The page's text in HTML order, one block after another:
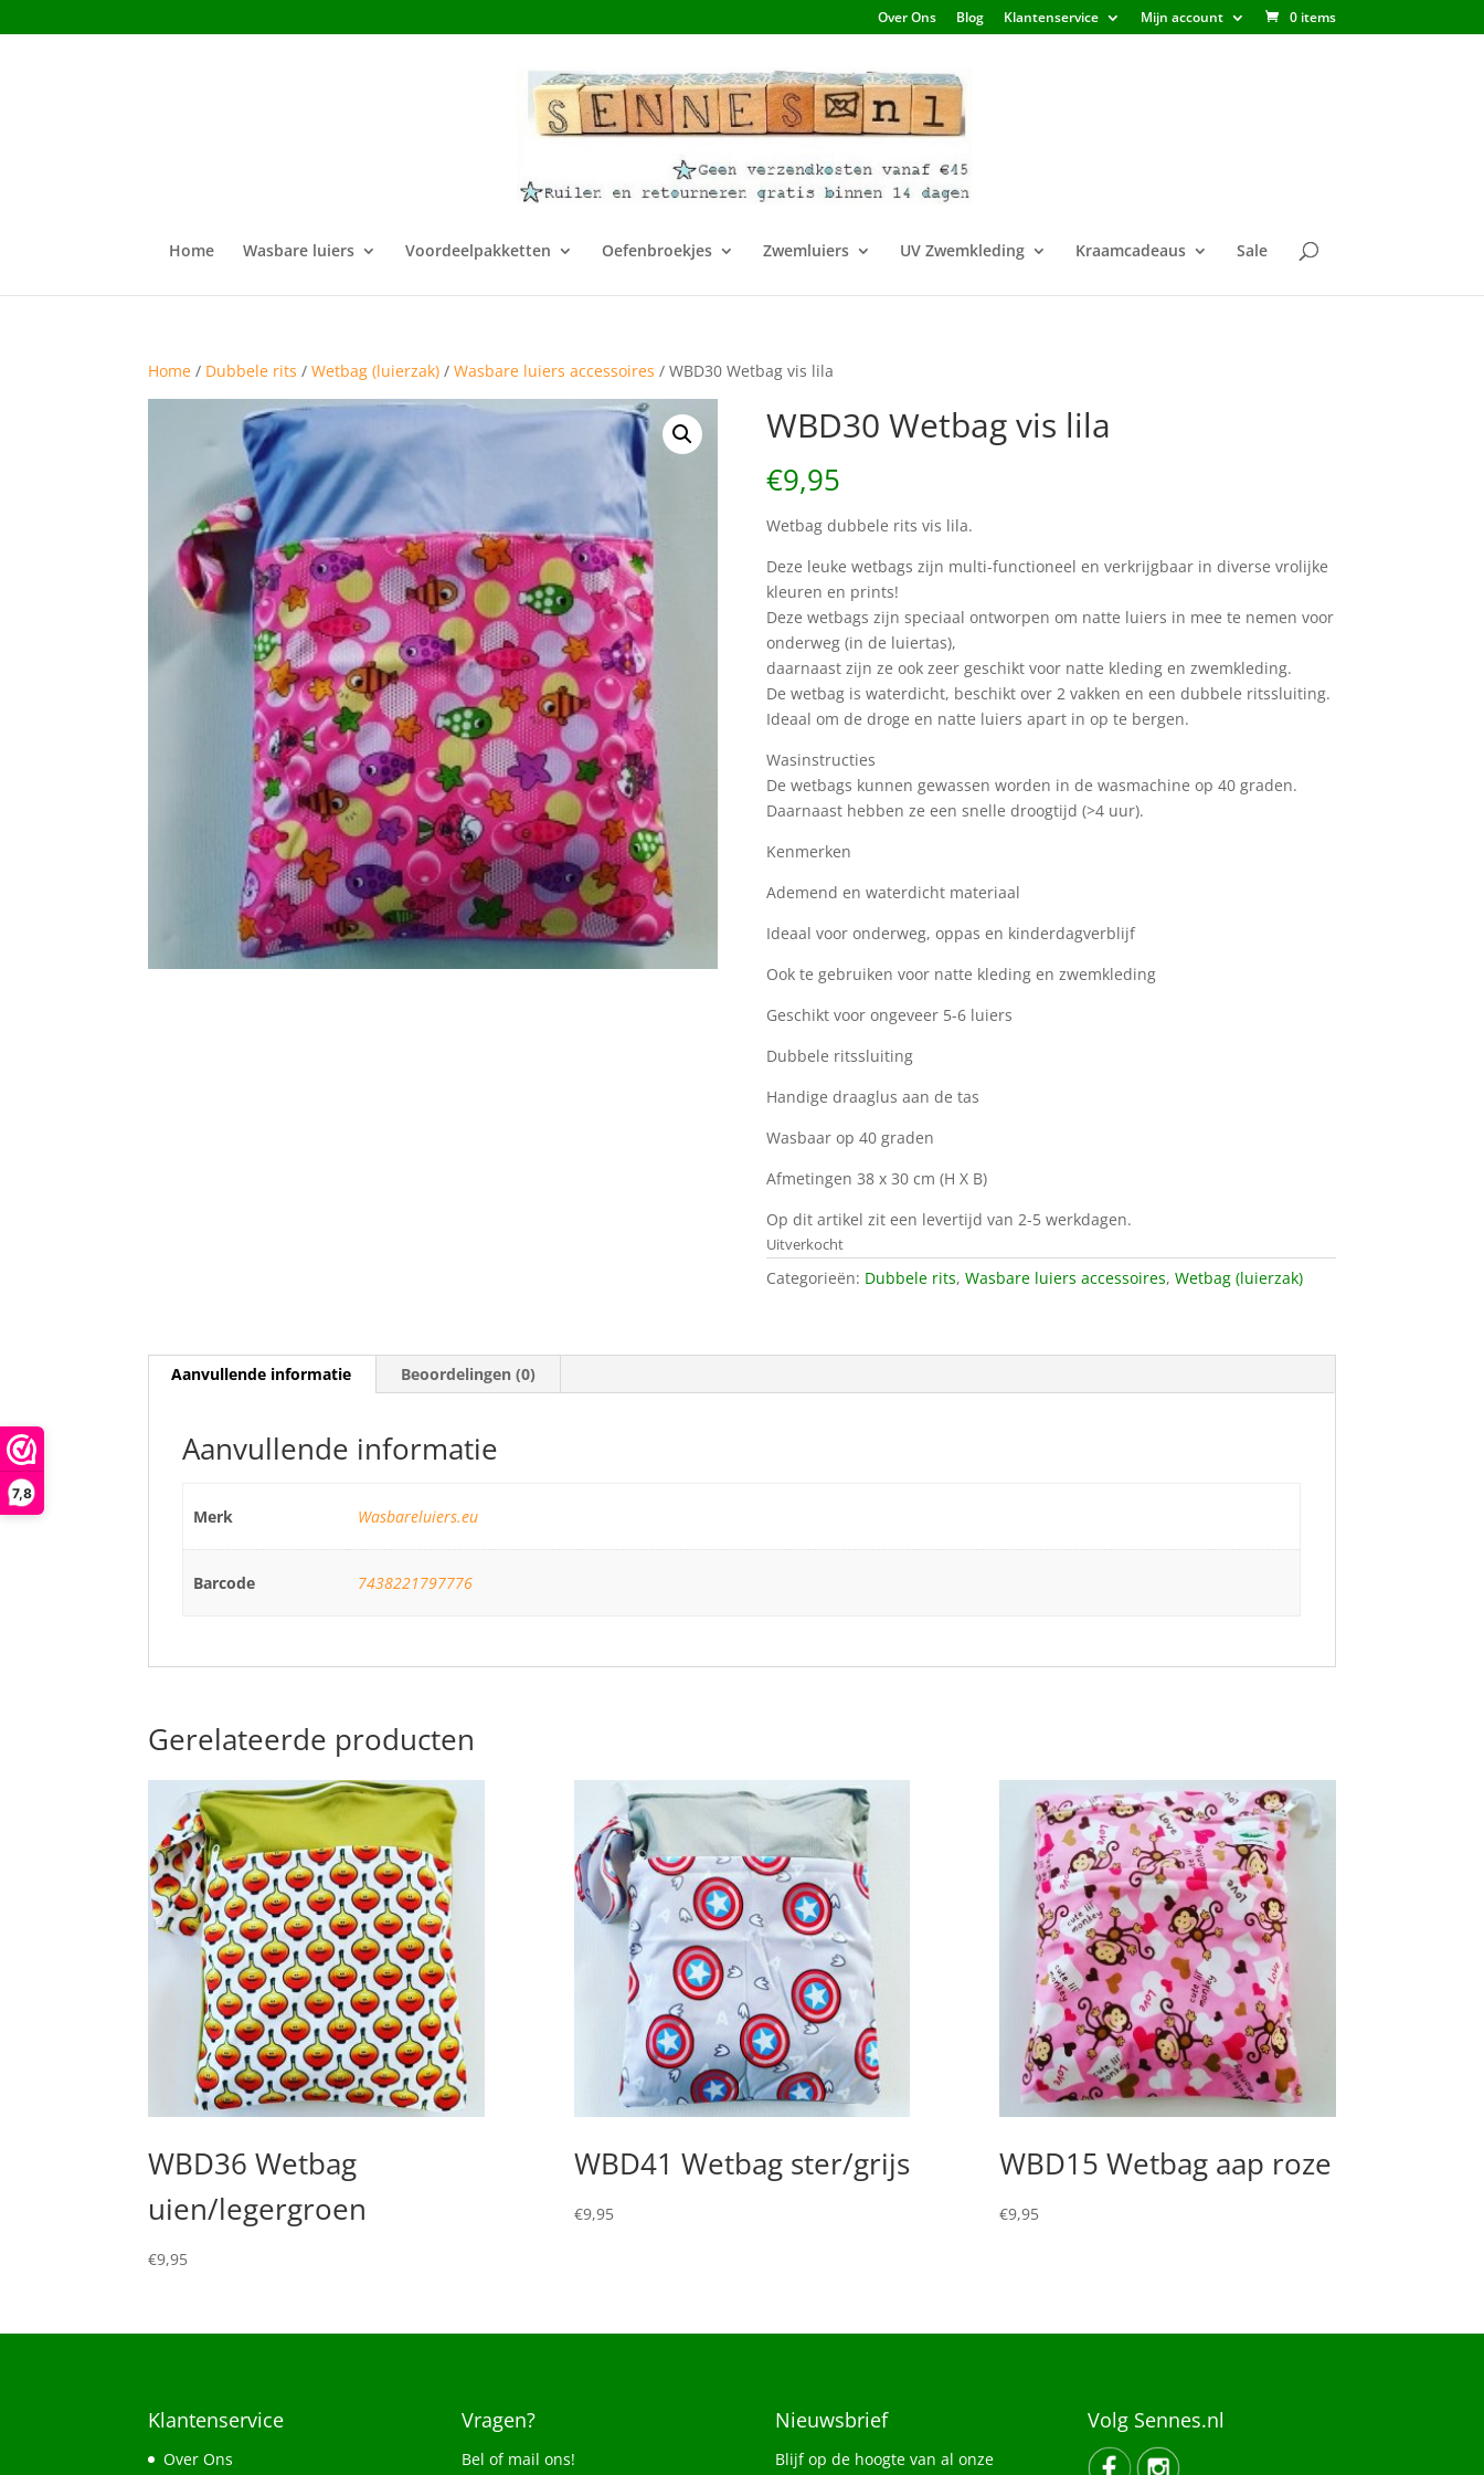
7,8
Over Ons Blog Klantenservice Mijn account 0 items
Home Wasbare luiers Voordeelpakketten Oefenbroekjes Zwemluiers UV Zwemkleding Kraamcadeaus Sale
Home / Dubbele rits /Wetbag (luierzak) /Wasbare luiers accessoires / WBD30 Wetbag vis lila
WBD30 Wetbag vis lila
€9,95
Wetbag dubbele rits vis lila.
Deze leuke wetbags zijn multi-functioneel en verkrijgbaar in diverse vrolijke
kleuren en prints!
Deze wetbags zijn speciaal ontworpen om natte luiers in mee te nemen voor
onderweg (in de luiertas),
daarnaast zijn ze ook zeer geschikt voor natte kleding en zwemkleding.
De wetbag is waterdicht, beschikt over 2 vakken en een dubbele ritssluiting.
Ideaal om de droge en natte luiers apart in op te bergen.
Wasinstructies
De wetbags kunnen gewassen worden in de wasmachine op 40 graden.
Daarnaast hebben ze een snelle droogtijd (>4 uur).
Kenmerken
Ademend en waterdicht materiaal
Ideaal voor onderweg, oppas en kinderdagverblijf
Ook te gebruiken voor natte kleding en zwemkleding
Geschikt voor ongeveer 5-6 luiers
Dubbele ritssluiting
Handige draaglus aan de tas
Wasbaar op 40 graden
Afmetingen 38 x 30 cm (H X B)
Op dit artikel zit een levertijd van 2-5 werkdagen.
Uitverkocht
Categorieën: Dubbele rits, Wasbare luiers accessoires, Wetbag (luierzak)
Aanvullende informatie Beoordelingen (0)
Aanvullende informatie
Merk Wasbareluiers.eu
Barcode 7438221797776
Gerelateerde producten
WBD36 Wetbag
uien/legergroen
€9,95
WBD41 Wetbag ster/grijs
€9,95
WBD15 Wetbag aap roze
€9,95
Klantenservice
Over Ons
Vragen?
Bel of mail ons!
Nieuwsbrief
Blijf op de hoogte van al onze
Volg Sennes.nl